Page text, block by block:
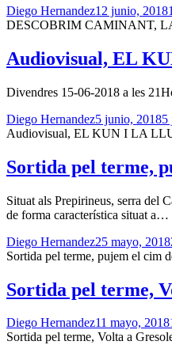
Diego Hernandez12 junio, 2018
DESCOBRIM CAMINANT,
Audiovisual, EL
Divendres 15-06-2018 a les
Diego Hernandez5 junio, 20185
Audiovisual, EL KUN I LA
Sortida pel terme,
Situat als Prepirineus, serra del
de forma característica situat a…
Diego Hernandez25 mayo, 2018
Sortida pel terme, pujem el cim
Sortida pel terme,
Diego Hernandez11 mayo, 2018
Sortida pel terme, Volta a